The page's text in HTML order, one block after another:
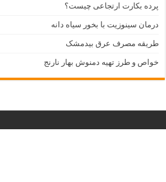
پرده بکارت ارتجاعی چیست؟
درمان سینوزیت با بخور سیاه دانه
طریقه مصرف عرق بیدمشک
خواص و طرز تهیه دمنوش بهار نارنج